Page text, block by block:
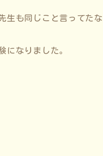
生も同じこと言ってたな
になりました。